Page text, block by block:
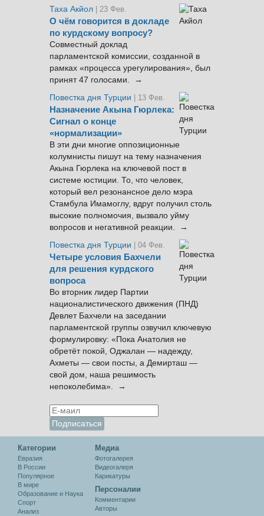
Таха Акйол | 23 Фев.
О чём говорится в докладе
по курдскому вопросу?
Совместный доклад
парламентской комиссии, созданной в
рамках «процесса урегулирования», был
принят 47 голосами. →
Повестка дня Турции
| 13 Фев.
Назначение Акына Гюрлека:
Сигнал о конце
«нормализации»
В эти дни многие оппозиционные
колумнисты пишут на тему назначения
Акына Гюрлека на ключевой пост в
системе юстиции. То, что человек,
который вел резонансное дело мэра
Стамбула Имамоглу, вдруг получил столь
высокие полномочия, вызвало уйму
вопросов и негативной реакции. →
Повестка дня Турции
| 04 Фев.
Четыре условия Бахчели
для решения курдского
вопроса
Во вторник лидер Партии
националистического движения (ПНД)
Девлет Бахчели на заседании
парламентской группы озвучил ключевую
формулировку: «Пока Анатолия не
обретёт покой, Оджалан — надежду,
Ахметы — свои посты, а Демирташ —
свой дом, наша решимость
непоколебима». →
Категории
Евразия
В России
Популярное
В мире
Образование и Наука
Спорт
Анализ
Медиа
Фотогалерея
Видеогалеря
Карикатуры
Персоналии
Комментарии
Авторы